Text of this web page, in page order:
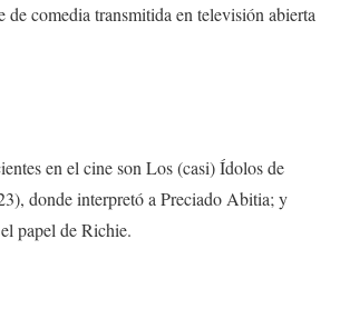
de comedia transmitida en televisión abierta
en el cine son Los (casi) Ídolos de
donde interpretó a Preciado Abitia; y
papel de Richie.